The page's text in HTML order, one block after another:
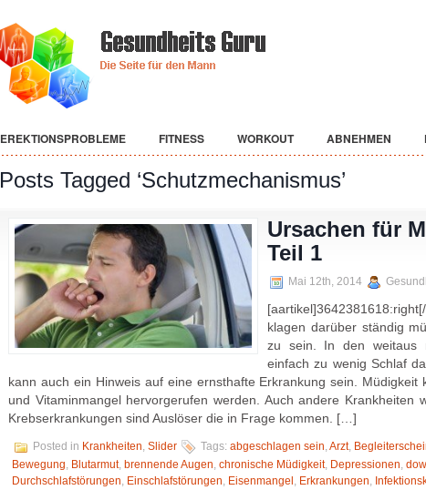
EREKTIONSPROBLEME FITNESS WORKOUT ABNEHMEN
Posts Tagged ‘Schutzmechanismus’
Ursachen für
Teil 1
Mai 12th, 2014
klagen darüber ständig
zu sein. In den weitaus
einfach zu wenig Schlaf
kann auch ein Hinweis auf eine ernsthafte Erkrankung sein. Müdigkeit
und Vitaminmangel hervorgerufen werden. Auch andere Krankheiten
Krebserkrankungen sind Auslöser die in Frage kommen. […]
Posted in Krankheiten, Slider Tags: abgeschlagen sein, Arzt,
Bewegung, Blutarmut, brennende Augen, chronische Müdigkeit, Depressionen,
Durchschlafstörungen, Einschlafstörungen, Eisenmangel , Erkrankungen,